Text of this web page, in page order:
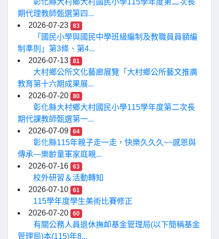
期代理教師甄選第四...
2026-07-23
83
「國民小學與國民中學班級編制及教職員員額編
制準則」第3條、第4...
2026-07-13
81
大村鄉公所文化藝廊展覽「大村鄉公所藝文推廣
教育第十六期成果展...
2026-07-20
80
彰化縣大村鄉大村國民小學115學年度第二次長
期代課教師甄選第一...
2026-07-09
64
彰化縣115年親子走一走，快樂久久久~~感恩與
傳承—樂齡童軍家庭親...
2026-07-16
63
校外研習＆活動轉知
2026-07-10
61
115學年度學生美術比賽修正
2026-07-20
60
有關公務人員退休撫卹基金管理局(以下簡稱基金
管理局)本(115)年8...